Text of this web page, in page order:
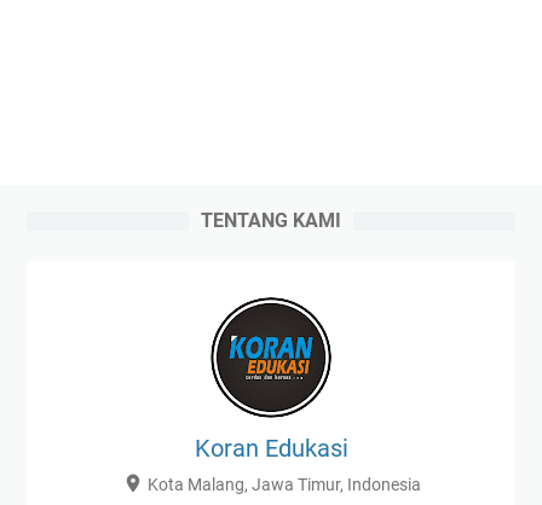
TENTANG KAMI
Koran Edukasi
Kota Malang, Jawa Timur, Indonesia